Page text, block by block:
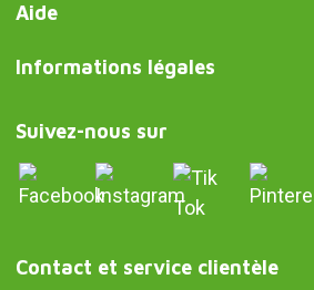
Aide
Informations légales
Suivez-nous sur
Contact et service clientèle